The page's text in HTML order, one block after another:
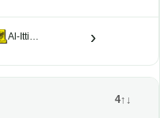
Al-Ittihad FC ›
4↑↓